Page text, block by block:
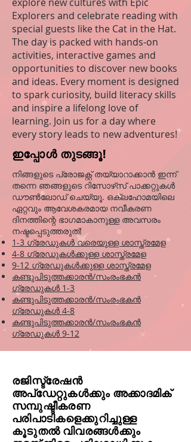
Explorers and celebrate reading with
special guests like the Cat in the Hat.
The day is packed with hands-on
activities, interactive games and
opportunities to discover new books
and ideas. Every moment is designed
to spark curiosity, build literacy skills
and inspire a lifelong love of
learning. Join us for a day where
every story leads to new adventures!
ഇപ്പോൾ തുടങ്ങൂ!
നിങ്ങളുടെ പ്രോജക്റ്റ് തയ്യാറാക്കാൻ ഇന്ന്
തന്നെ ഞങ്ങളുടെ റിസോഴ്‌സ് പാക്കറ്റുകൾ
ഡൗൺലോഡ് ചെയ്യൂ. ഒക്ലഹോമയിലെ
ഏറ്റവും ആവേശകരമായ നവീകരണ
ദിനത്തിന്റെ ഭാഗമാകാനുള്ള അവസരം
നഷ്ടപ്പെടുത്തരുത്!
1-3 ഗ്രേഡുകൾ വരെയുള്ള ശാസ്ത്രമേള
4-8 ഗ്രേഡുകൾക്കുള്ള ശാസ്ത്രമേള
9-12 ഗ്രേഡുകൾക്കുള്ള ശാസ്ത്രമേള
കണ്ടുപിടുത്തക്കാരൻ/സംരംഭകൻ
ഗ്രേഡുകൾ 1-3
കണ്ടുപിടുത്തക്കാരൻ/സംരംഭകൻ
ഗ്രേഡുകൾ 4-8
കണ്ടുപിടുത്തക്കാരൻ/സംരംഭകൻ
ഗ്രേഡുകൾ 9-12
രജിസ്ട്രേഷൻ
അപ്ഡേറ്റുകൾക്കും അക്കാദമിക്
സമ്പുഷ്ടീകരണ
പരിപാടികളെക്കുറിച്ചുള്ള
കൂടുതൽ വിവരങ്ങൾക്കും